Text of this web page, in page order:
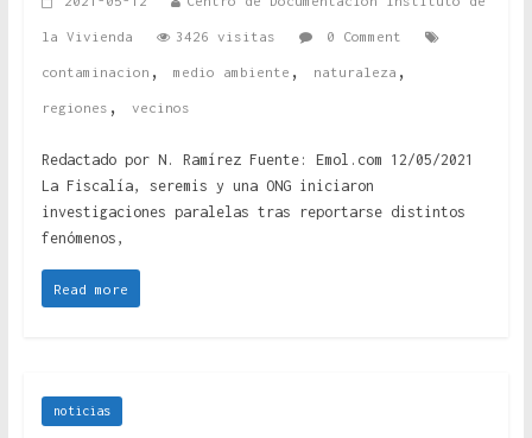
la Vivienda 3426 visitas 0 Comment
contaminacion , medio ambiente , naturaleza ,
regiones , vecinos
Redactado por N. Ramírez Fuente: Emol.com 12/05/2021
La Fiscalía, seremis y una ONG iniciaron
investigaciones paralelas tras reportarse distintos
fenómenos,
Read more
noticias